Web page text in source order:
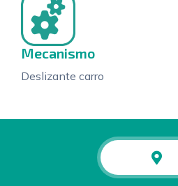
Mecanismo
Deslizante carro